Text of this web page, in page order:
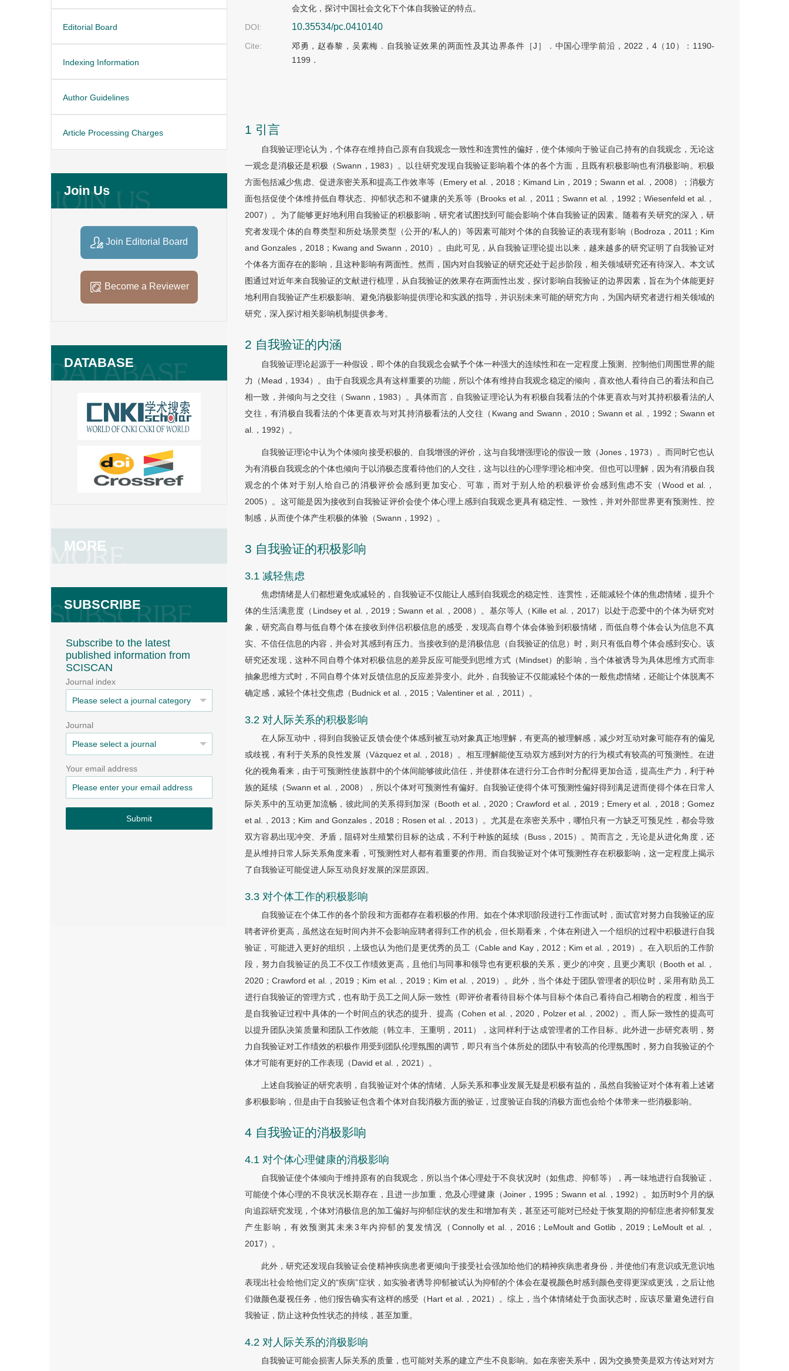
Editorial Board
Indexing Information
Author Guidelines
Article Processing Charges
Join Us
Join Editorial Board
Become a Reviewer
DATABASE
MORE
SUBSCRIBE
Subscribe to the latest
published information from
SCISCAN
Journal index
Journal
Your email address
Submit
会文化，探讨中国社会文化下个体自我验证的特点。
DOI:
10.35534/pc.0410140
Cite:
邓勇，赵春黎，吴素梅．自我验证效果的两面性及其边界条件［J］．中国心理学前沿，2022，4（10）：1190-
1199．
1 引言
自我验证理论认为，个体存在维持自己原有自我观念一致性和连贯性的偏好，使个体倾向于验证自己持有的自我观念，无论这
一观念是消极还是积极（Swann，1983）。以往研究发现自我验证影响着个体的各个方面，且既有积极影响也有消极影响。积极
方面包括减少焦虑、促进亲密关系和提高工作效率等（Emery et al.，2018；Kimand Lin，2019；Swann et al.，2008）；消极方
面包括促使个体维持低自尊状态、抑郁状态和不健康的关系等（Brooks et al.，2011；Swann et al.，1992；Wiesenfeld et al.，
2007）。为了能够更好地利用自我验证的积极影响，研究者试图找到可能会影响个体自我验证的因素。随着有关研究的深入，研
究者发现个体的自尊类型和所处场景类型（公开的/私人的）等因素可能对个体的自我验证的表现有影响（Bodroza，2011；Kim
and Gonzales，2018；Kwang and Swann，2010）。由此可见，从自我验证理论提出以来，越来越多的研究证明了自我验证对
个体各方面存在的影响，且这种影响有两面性。然而，国内对自我验证的研究还处于起步阶段，相关领域研究还有待深入。本文试
图通过对近年来自我验证的文献进行梳理，从自我验证的效果存在两面性出发，探讨影响自我验证的边界因素，旨在为个体能更好
地利用自我验证产生积极影响、避免消极影响提供理论和实践的指导，并识别未来可能的研究方向，为国内研究者进行相关领域的
研究，深入探讨相关影响机制提供参考。
2 自我验证的内涵
自我验证理论起源于一种假设，即个体的自我观念会赋予个体一种强大的连续性和在一定程度上预测、控制他们周围世界的能
力（Mead，1934）。由于自我观念具有这样重要的功能，所以个体有维持自我观念稳定的倾向，喜欢他人看待自己的看法和自己
相一致，并倾向与之交往（Swann，1983）。具体而言，自我验证理论认为有积极自我看法的个体更喜欢与对其持积极看法的人
交往，有消极自我看法的个体更喜欢与对其持消极看法的人交往（Kwang and Swann，2010；Swann et al.，1992；Swann et
al.，1992）。
自我验证理论中认为个体倾向接受积极的、自我增强的评价，这与自我增强理论的假设一致（Jones，1973）。而同时它也认
为有消极自我观念的个体也倾向于以消极态度看待他们的人交往，这与以往的心理学理论相冲突。但也可以理解，因为有消极自我
观念的个体对于别人给自己的消极评价会感到更加安心、可靠，而对于别人给的积极评价会感到焦虑不安（Wood et al.，
2005）。这可能是因为接收到自我验证评价会使个体心理上感到自我观念更具有稳定性、一致性，并对外部世界更有预测性、控
制感，从而使个体产生积极的体验（Swann，1992）。
3 自我验证的积极影响
3.1 减轻焦虑
焦虑情绪是人们都想避免或减轻的，自我验证不仅能让人感到自我观念的稳定性、连贯性，还能减轻个体的焦虑情绪，提升个
体的生活满意度（Lindsey et al.，2019；Swann et al.，2008）。基尔等人（Kille et al.，2017）以处于恋爱中的个体为研究对
象，研究高自尊与低自尊个体在接收到伴侣积极信息的感受，发现高自尊个体会体验到积极情绪，而低自尊个体会认为信息不真
实、不信任信息的内容，并会对其感到有压力。当接收到的是消极信息（自我验证的信息）时，则只有低自尊个体会感到安心。该
研究还发现，这种不同自尊个体对积极信息的差异反应可能受到思维方式（Mindset）的影响，当个体被诱导为具体思维方式而非
抽象思维方式时，不同自尊个体对反馈信息的反应差异变小。此外，自我验证不仅能减轻个体的一般焦虑情绪，还能让个体脱离不
确定感，减轻个体社交焦虑（Budnick et al.，2015；Valentiner et al.，2011）。
3.2 对人际关系的积极影响
在人际互动中，得到自我验证反馈会使个体感到被互动对象真正地理解，有更高的被理解感，减少对互动对象可能存有的偏见
或歧视，有利于关系的良性发展（Vázquez et al.，2018）。相互理解能使互动双方感到对方的行为模式有较高的可预测性。在进
化的视角看来，由于可预测性使族群中的个体间能够彼此信任，并使群体在进行分工合作时分配得更加合适，提高生产力，利于种
族的延续（Swann et al.，2008），所以个体对可预测性有偏好。自我验证使得个体可预测性偏好得到满足进而使得个体在日常人
际关系中的互动更加流畅，彼此间的关系得到加深（Booth et al.，2020；Crawford et al.，2019；Emery et al.，2018；Gomez
et al.，2013；Kim and Gonzales，2018；Rosen et al.，2013）。尤其是在亲密关系中，哪怕只有一方缺乏可预见性，都会导致
双方容易出现冲突、矛盾，阻碍对生殖繁衍目标的达成，不利于种族的延续（Buss，2015）。简而言之，无论是从进化角度，还
是从维持日常人际关系角度来看，可预测性对人都有着重要的作用。而自我验证对个体可预测性存在积极影响，这一定程度上揭示
了自我验证可能促进人际互动良好发展的深层原因。
3.3 对个体工作的积极影响
自我验证在个体工作的各个阶段和方面都存在着积极的作用。如在个体求职阶段进行工作面试时，面试官对努力自我验证的应
聘者评价更高，虽然这在短时间内并不会影响应聘者得到工作的机会，但长期看来，个体在刚进入一个组织的过程中积极进行自我
验证，可能进入更好的组织，上级也认为他们是更优秀的员工（Cable and Kay，2012；Kim et al.，2019）。在入职后的工作阶
段，努力自我验证的员工不仅工作绩效更高，且他们与同事和领导也有更积极的关系，更少的冲突，且更少离职（Booth et al.，
2020；Crawford et al.，2019；Kim et al.，2019；Kim et al.，2019）。此外，当个体处于团队管理者的职位时，采用有助员工
进行自我验证的管理方式，也有助于员工之间人际一致性（即评价者看待目标个体与目标个体自己看待自己相吻合的程度，相当于
是自我验证过程中具体的一个时间点的状态的提升、提高（Cohen et al.，2020，Polzer et al.，2002）。而人际一致性的提高可
以提升团队决策质量和团队工作效能（韩立丰、王重明，2011），这同样利于达成管理者的工作目标。此外进一步研究表明，努
力自我验证对工作绩效的积极作用受到团队伦理氛围的调节，即只有当个体所处的团队中有较高的伦理氛围时，努力自我验证的个
体才可能有更好的工作表现（David et al.，2021）。
上述自我验证的研究表明，自我验证对个体的情绪、人际关系和事业发展无疑是积极有益的，虽然自我验证对个体有着上述诸
多积极影响，但是由于自我验证包含着个体对自我消极方面的验证，过度验证自我的消极方面也会给个体带来一些消极影响。
4 自我验证的消极影响
4.1 对个体心理健康的消极影响
自我验证使个体倾向于维持原有的自我观念，所以当个体心理处于不良状况时（如焦虑、抑郁等），再一味地进行自我验证，
可能使个体心理的不良状况长期存在，且进一步加重，危及心理健康（Joiner，1995；Swann et al.，1992）。如历时9个月的纵
向追踪研究发现，个体对消极信息的加工偏好与抑郁症状的发生和增加有关，甚至还可能对已经处于恢复期的抑郁症患者抑郁复发
产生影响，有效预测其未来3年内抑郁的复发情况（Connolly et al.，2016；LeMoult and Gotlib，2019；LeMoult et al.，
2017）。
此外，研究还发现自我验证会使精神疾病患者更倾向于接受社会强加给他们的精神疾病患者身份，并使他们有意识或无意识地
表现出社会给他们定义的“疾病”症状，如实验者诱导抑郁被试认为抑郁的个体会在凝视颜色时感到颜色变得更深或更浅，之后让他
们做颜色凝视任务，他们报告确实有这样的感受（Hart et al.，2021）。综上，当个体情绪处于负面状态时，应该尽量避免进行自
我验证，防止这种负性状态的持续，甚至加重。
4.2 对人际关系的消极影响
自我验证可能会损害人际关系的质量，也可能对关系的建立产生不良影响。如在亲密关系中，因为交换赞美是双方传达对对方